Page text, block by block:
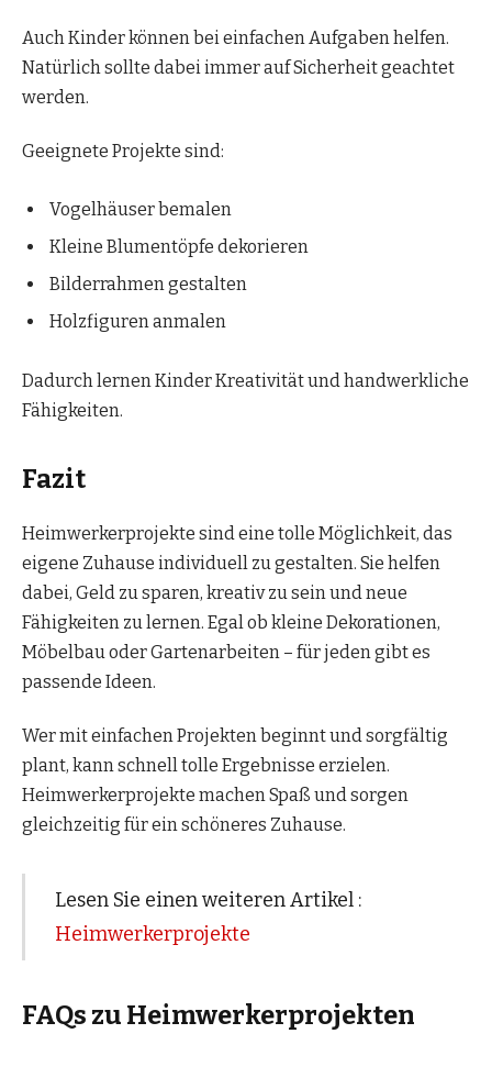
Auch Kinder können bei einfachen Aufgaben helfen.
Natürlich sollte dabei immer auf Sicherheit geachtet
werden.
Geeignete Projekte sind:
Vogelhäuser bemalen
Kleine Blumentöpfe dekorieren
Bilderrahmen gestalten
Holzfiguren anmalen
Dadurch lernen Kinder Kreativität und handwerkliche
Fähigkeiten.
Fazit
Heimwerkerprojekte sind eine tolle Möglichkeit, das
eigene Zuhause individuell zu gestalten. Sie helfen
dabei, Geld zu sparen, kreativ zu sein und neue
Fähigkeiten zu lernen. Egal ob kleine Dekorationen,
Möbelbau oder Gartenarbeiten – für jeden gibt es
passende Ideen.
Wer mit einfachen Projekten beginnt und sorgfältig
plant, kann schnell tolle Ergebnisse erzielen.
Heimwerkerprojekte machen Spaß und sorgen
gleichzeitig für ein schöneres Zuhause.
Lesen Sie einen weiteren Artikel :
Heimwerkerprojekte
FAQs zu Heimwerkerprojekten